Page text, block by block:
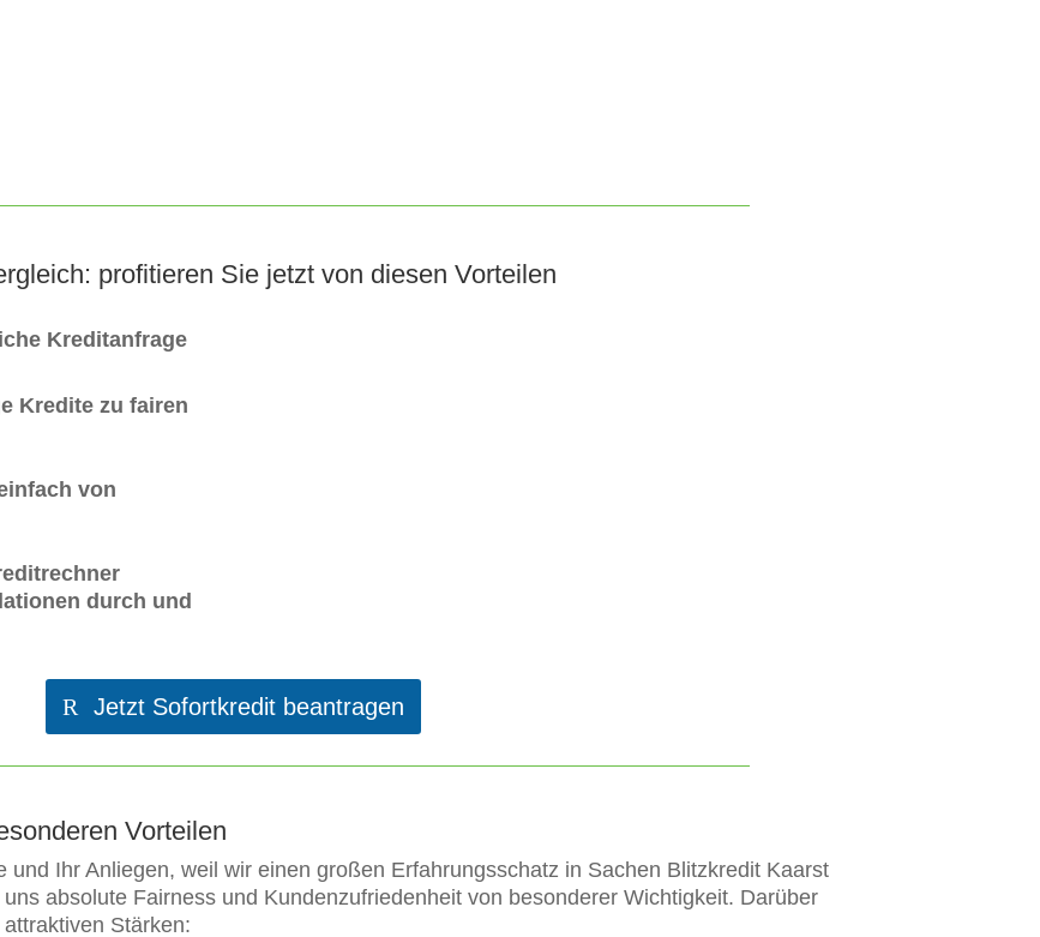
profitieren Sie jetzt von diesen Vorteilen
Kreditanfrage
Kredite zu fairen
von
durch und
Jetzt Sofortkredit beantragen
Vorteilen
Ihr Anliegen, weil wir einen großen Erfahrungsschatz in Sachen Blitzkredit Kaarst
absolute Fairness und Kundenzufriedenheit von besonderer Wichtigkeit. Darüber
Stärken: